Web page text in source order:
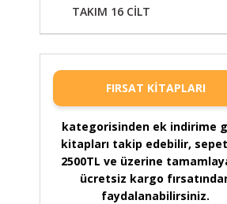
TAKIM 16 CİLT
FIRSAT KİTAPLARI
kategorisinden ek indirime
kitapları takip edebilir,
2500TL ve üzerine
ücretsiz kargo
faydalanabilirsiniz.